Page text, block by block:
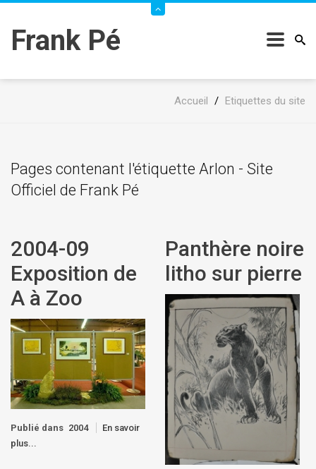
Frank Pé
Accueil / Etiquettes du site
Pages contenant l'étiquette Arlon - Site
Officiel de Frank Pé
2004-09
Exposition de
A à Zoo
Publié dans 2004
En savoir
plus...
Panthère noire
litho sur pierre